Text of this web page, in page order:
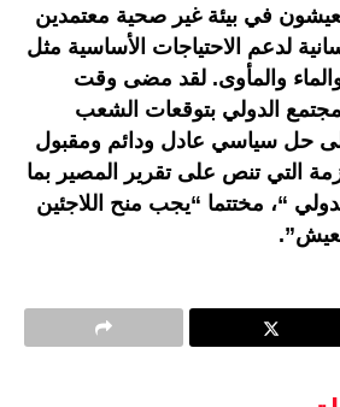
في بيئة غير صحية معتمدين
لدعم الاحتياجات الأساسية مثل
والمأوى. لقد مضى وقت
الدولي بتوقعات الشعب
حل سياسي عادل ودائم ومقبول
التي تنص على تقرير المصير بما
“، مختتما “يجب منح اللاجئين